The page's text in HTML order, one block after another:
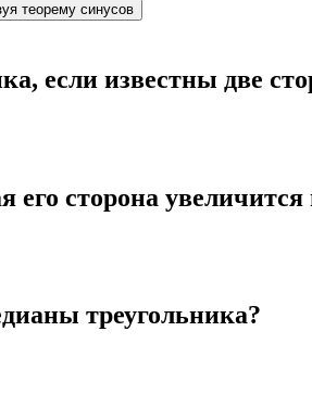
теорему синусов
если известны две
сторона увеличится
треугольника?